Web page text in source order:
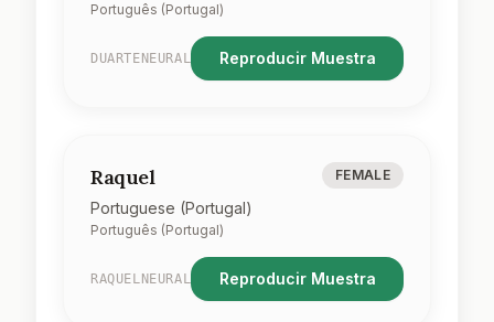
Português (Portugal)
DUARTENEURAL Reproducir Muestra
Raquel
Portuguese (Portugal)
Português (Portugal)
FEMALE
RAQUELNEURAL Reproducir Muestra